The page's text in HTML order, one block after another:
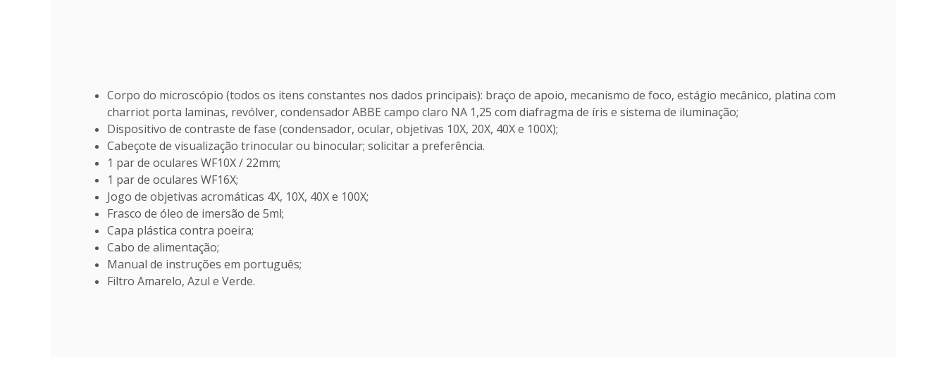
Corpo do microscópio (todos os itens constantes nos dados principais): braço de apoio, mecanismo de foco, estágio mecânico, platina com
charriot porta laminas, revólver, condensador ABBE campo claro NA 1,25 com diafragma de íris e sistema de iluminação;
Dispositivo de contraste de fase (condensador, ocular, objetivas 10X, 20X, 40X e 100X);
Cabeçote de visualização trinocular ou binocular; solicitar a preferência.
1 par de oculares WF10X / 22mm;
1 par de oculares WF16X;
Jogo de objetivas acromáticas 4X, 10X, 40X e 100X;
Frasco de óleo de imersão de 5ml;
Capa plástica contra poeira;
Cabo de alimentação;
Manual de instruções em português;
Filtro Amarelo, Azul e Verde.